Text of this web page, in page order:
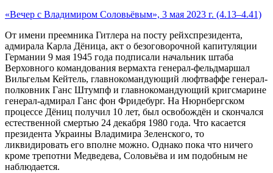
«Вечер с Владимиром Соловьёвым», 3 мая 2023 г. (4.13–4.41)
От имени преемника Гитлера на посту рейхспрезидента,
адмирала Карла Дёница, акт о безоговорочной капитуляции
Германии 9 мая 1945 года подписали начальник штаба
Верховного командования вермахта генерал-фельдмаршал
Вильгельм Кейтель, главнокомандующий люфтваффе генерал-
полковник Ганс Штумпф и главнокомандующий кригсмарине
генерал-адмирал Ганс фон Фридебург. На Нюрнбергском
процессе Дёниц получил 10 лет, был освобождён и скончался
естественной смертью 24 декабря 1980 года. Что касается
президента Украины Владимира Зеленского, то
ликвидировать его вполне можно. Однако пока что ничего
кроме трепотни Медведева, Соловьёва и им подобным не
наблюдается.